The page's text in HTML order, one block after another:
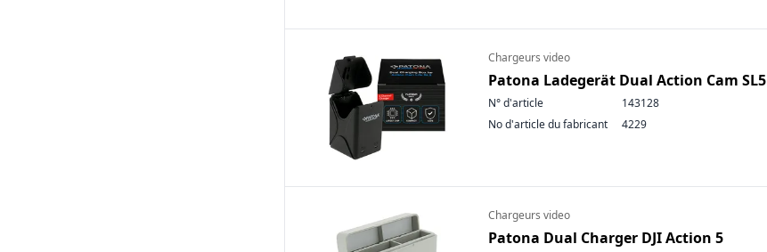
Chargeurs video
Patona Ladegerät Dual Action Cam SL5
N° d'article
143128
No d'article du fabricant
4229
Chargeurs video
Patona Dual Charger DJI Action 5